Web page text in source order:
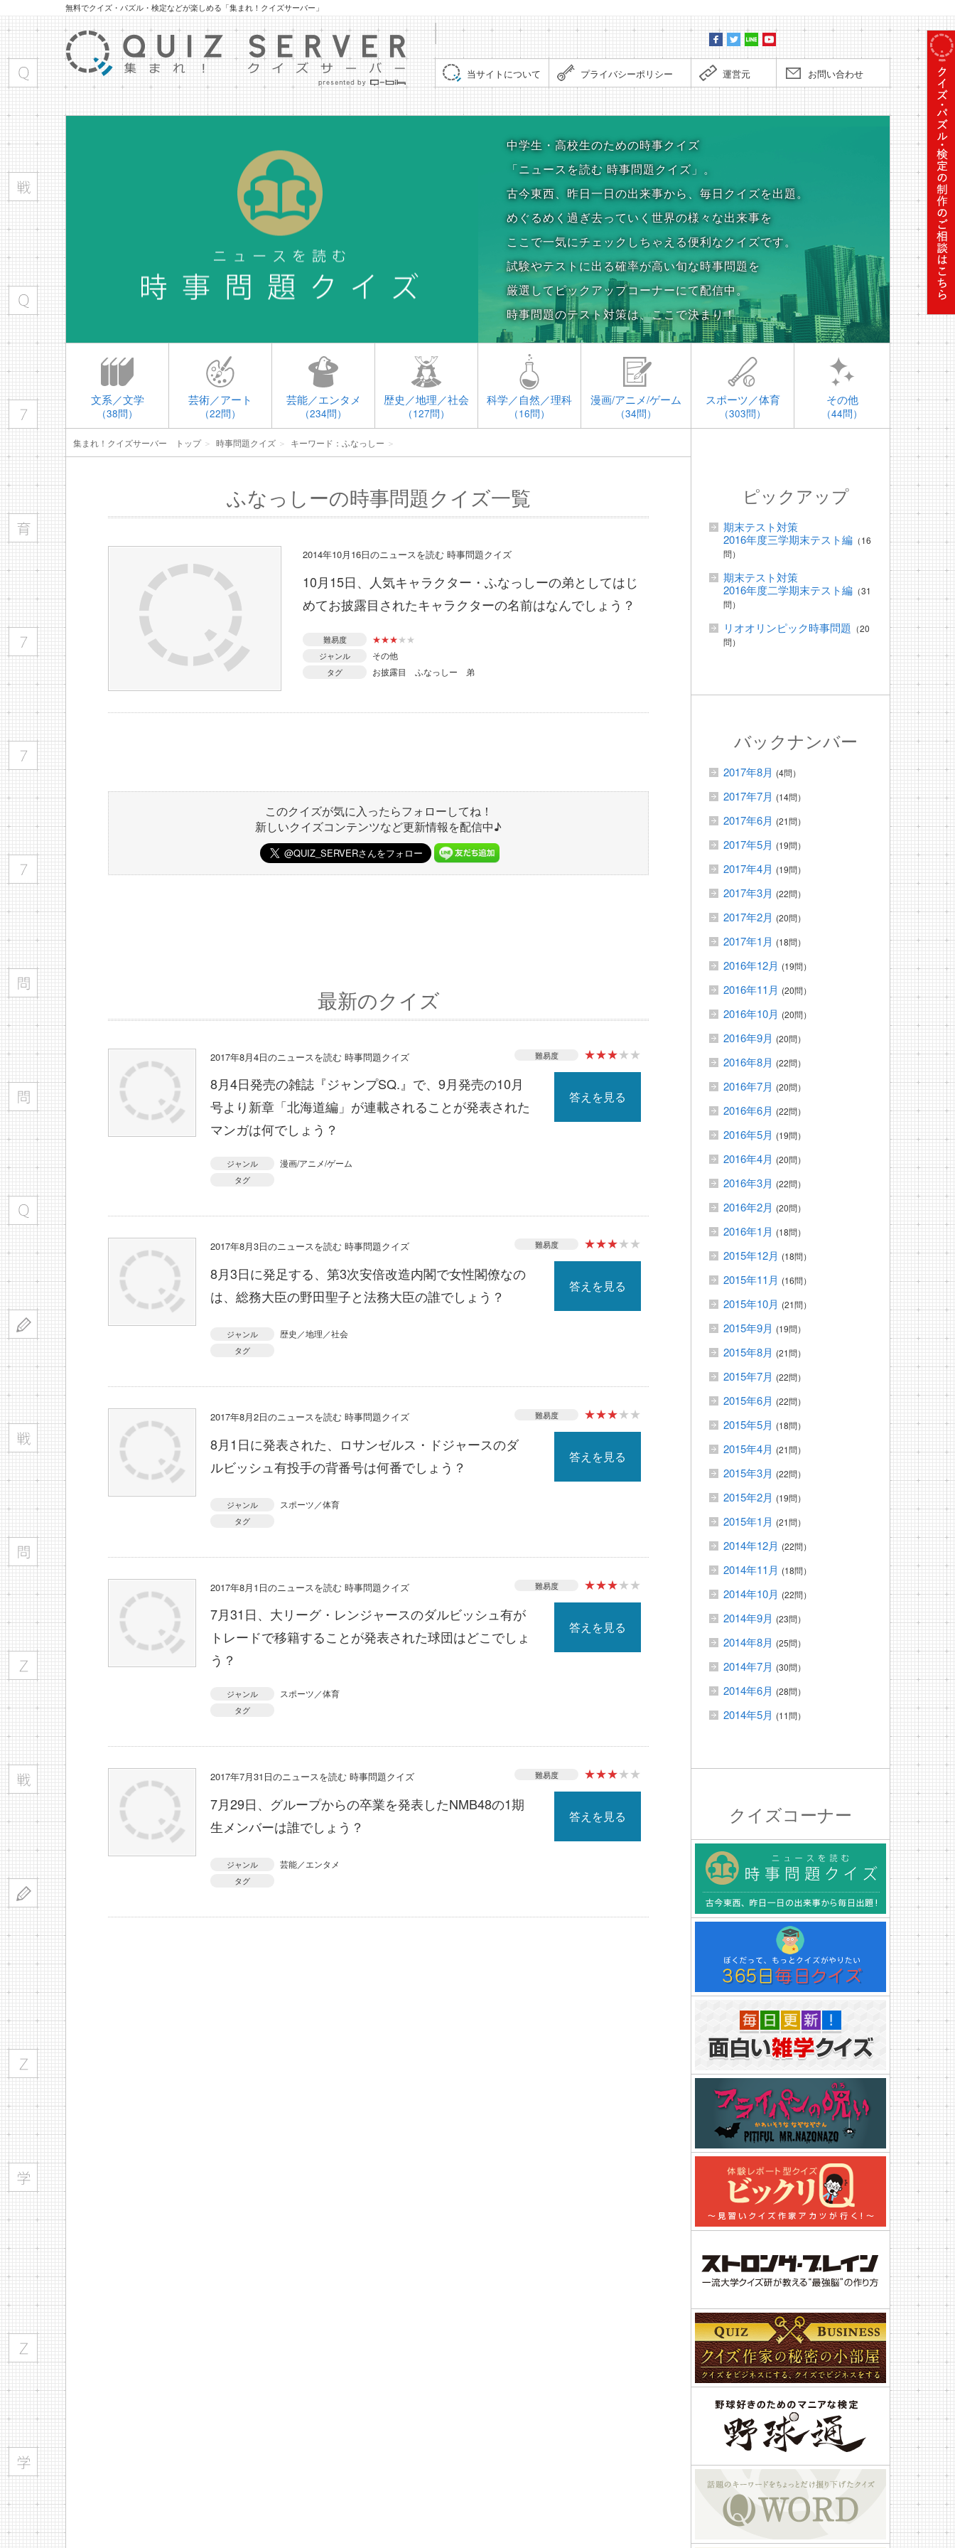
無料でクイズ・パズル・検定などが楽しめる「集まれ！クイズサーバー」
当サイトについて プライバシーポリシー 運営元 お問い合わせ
中学生・高校生のための時事クイズ
「ニュースを読む 時事問題クイズ」。
古今東西、昨日一日の出来事から、毎日クイズを出題。
めぐるめく過ぎ去っていく世界の様々な出来事を
ここで一気にチェックしちゃえる便利なクイズです。
試験やテストに出る確率が高い旬な時事問題を
厳選してピックアップコーナーにて配信中。
時事問題のテスト対策は、ここで決まり！
文系／文学
（38問）
芸術／アート
（22問）
芸能／エンタメ
（234問）
歴史／地理／社会
（127問）
科学／自然／理科
（16問）
漫画/アニメ/ゲーム
（34問）
スポーツ／体育
（303問）
その他
（44問）
集まれ！クイズサーバー トップ＞ 時事問題クイズ ＞ キーワード：ふなっしー ＞
ふなっしーの時事問題クイズ一覧
2014年10月16日のニュースを読む 時事問題クイズ
10月15日、人気キャラクター・ふなっしーの弟としてはじ
めてお披露目されたキャラクターの名前はなんでしょう？
難易度 ★★★★ ★
ジャンル その他
タグ お披露目 ふなっしー 弟
このクイズが気に入ったらフォローしてね！
新しいクイズコンテンツなど更新情報を配信中♪
最新のクイズ
2017年8月4日のニュースを読む 時事問題クイズ 難易度 ★★★★★
8月4日発売の雑誌『ジャンプSQ.』で、9月発売の10月
号より新章「北海道編」が連載されることが発表された
マンガは何でしょう？
答えを見る
ジャンル 漫画/アニメ/ゲーム
タグ
2017年8月3日のニュースを読む 時事問題クイズ 難易度 ★★★★★
8月3日に発足する、第3次安倍改造内閣で女性閣僚なの
は、総務大臣の野田聖子と法務大臣の誰でしょう？
答えを見る
ジャンル 歴史／地理／社会
タグ
2017年8月2日のニュースを読む 時事問題クイズ 難易度 ★★★★★
8月1日に発表された、ロサンゼルス・ドジャースのダ
ルビッシュ有投手の背番号は何番でしょう？
答えを見る
ジャンル スポーツ／体育
タグ
2017年8月1日のニュースを読む 時事問題クイズ 難易度 ★★★★★
7月31日、大リーグ・レンジャースのダルビッシュ有が
トレードで移籍することが発表された球団はどこでしょ
う？
答えを見る
ジャンル スポーツ／体育
タグ
2017年7月31日のニュースを読む 時事問題クイズ 難易度 ★★★★★
7月29日、グループからの卒業を発表したNMB48の1期
生メンバーは誰でしょう？
答えを見る
ジャンル 芸能／エンタメ
タグ
ピックアップ
期末テスト対策
2016年度三学期末テスト編 （16
問）
期末テスト対策
2016年度二学期末テスト編 （31
問）
リオオリンピック時事問題 （20
問）
バックナンバー
2017年8月 (4問）
2017年7月 (14問）
2017年6月 (21問）
2017年5月 (19問）
2017年4月 (19問）
2017年3月 (22問）
2017年2月 (20問）
2017年1月 (18問）
2016年12月 (19問）
2016年11月 (20問）
2016年10月 (20問）
2016年9月 (20問）
2016年8月 (22問）
2016年7月 (20問）
2016年6月 (22問）
2016年5月 (19問）
2016年4月 (20問）
2016年3月 (22問）
2016年2月 (20問）
2016年1月 (18問）
2015年12月 (18問）
2015年11月 (16問）
2015年10月 (21問）
2015年9月 (19問）
2015年8月 (21問）
2015年7月 (22問）
2015年6月 (22問）
2015年5月 (18問）
2015年4月 (21問）
2015年3月 (22問）
2015年2月 (19問）
2015年1月 (21問）
2014年12月 (22問）
2014年11月 (18問）
2014年10月 (22問）
2014年9月 (23問）
2014年8月 (25問）
2014年7月 (30問）
2014年6月 (28問）
2014年5月 (11問）
クイズコーナー